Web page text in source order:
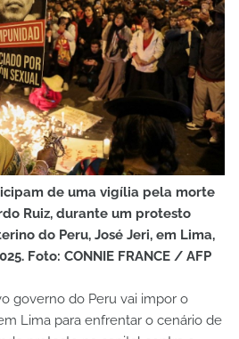
de uma vigília pela morte
Ruiz, durante um protesto
do Peru, José Jeri, em Lima,
Foto: CONNIE FRANCE / AFP
governo do Peru vai impor o
Lima para enfrentar o cenário de